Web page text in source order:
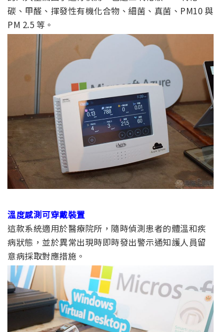
碳、甲醛、揮發性有機化合物、細菌、真菌、PM10 與
PM 2.5 等。
溫度感測可穿戴裝置
這款系統適用於醫療院所，隨時偵測患者的體溫和疾
病狀態，並於異常出現時即時發出警示通知護人員留
意病採取對應措施。